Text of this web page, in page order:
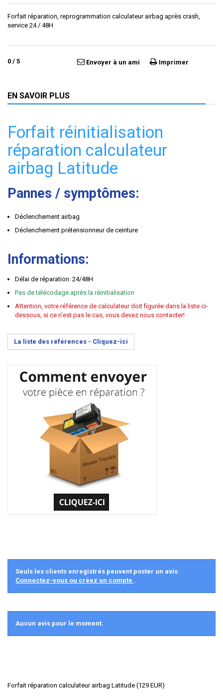
Forfait réparation, reprogrammation calculateur airbag après crash,
service 24 / 48H
0 / 5 Envoyer à un ami Imprimer
EN SAVOIR PLUS
Forfait réinitialisation
réparation calculateur
airbag Latitude
Pannes / symptômes:
Déclenchement airbag
Déclenchement prétensionneur de ceinture
Informations:
Délai de réparation: 24/48H
Pas de télécodage après la réinitialisation
Attention, votre référence de calculateur doit figurée dans la liste ci-
dessous, si ce n’est pas le cas, vous devez nous contacter!
La liste des références - Cliquez-ici
Seuls les clients enregistrés peuvent poster un avis.
Connectez-vous ou créez un compte .
Aucun avis pour le moment.
Forfait réparation calculateur airbag Latitude (129 EUR)